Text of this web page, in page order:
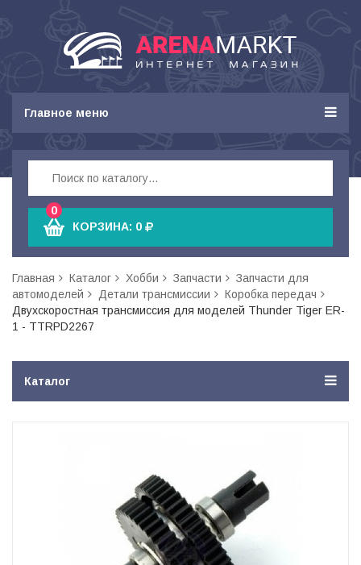
Главное меню
0
КОРЗИНА: 0
Главная Каталог Хобби Запчасти
Запчасти для
автомоделей
Детали трансмиссии
Коробка передач
Двухскоростная трансмиссия для моделей Thunder Tiger ER-
1 - TTRPD2267
Каталог